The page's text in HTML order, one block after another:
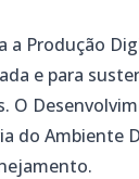
a Produção
e para
O
do Ambiente